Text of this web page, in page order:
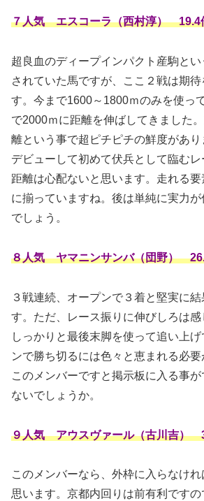
７人気 エスコーラ（西村淳） 19.4
超良血のディープインパクト産駒と
されていた馬ですが、ここ２戦は期待
す。今まで1600～1800ｍのみを使っ
で2000ｍに距離を伸ばしてきました
離という事で超ピチピチの鮮度があ
デビューして初めて伏兵として臨む
距離は心配ないと思います。走れる要
に揃っていますね。後は単純に実力
でしょう。
８人気 ヤマニンサンバ（団野）
３戦連続、オープンで３着と堅実に
す。ただ、レース振りに伸びしろは感
しっかりと最後末脚を使って追い上
ンで勝ち切るには色々と恵まれる必要
このメンバーですと掲示板に入る事
ないでしょうか。
９人気 アウスヴァール（古川吉）
このメンバーなら、外枠に入らなけ
思います。京都内回りは前有利です